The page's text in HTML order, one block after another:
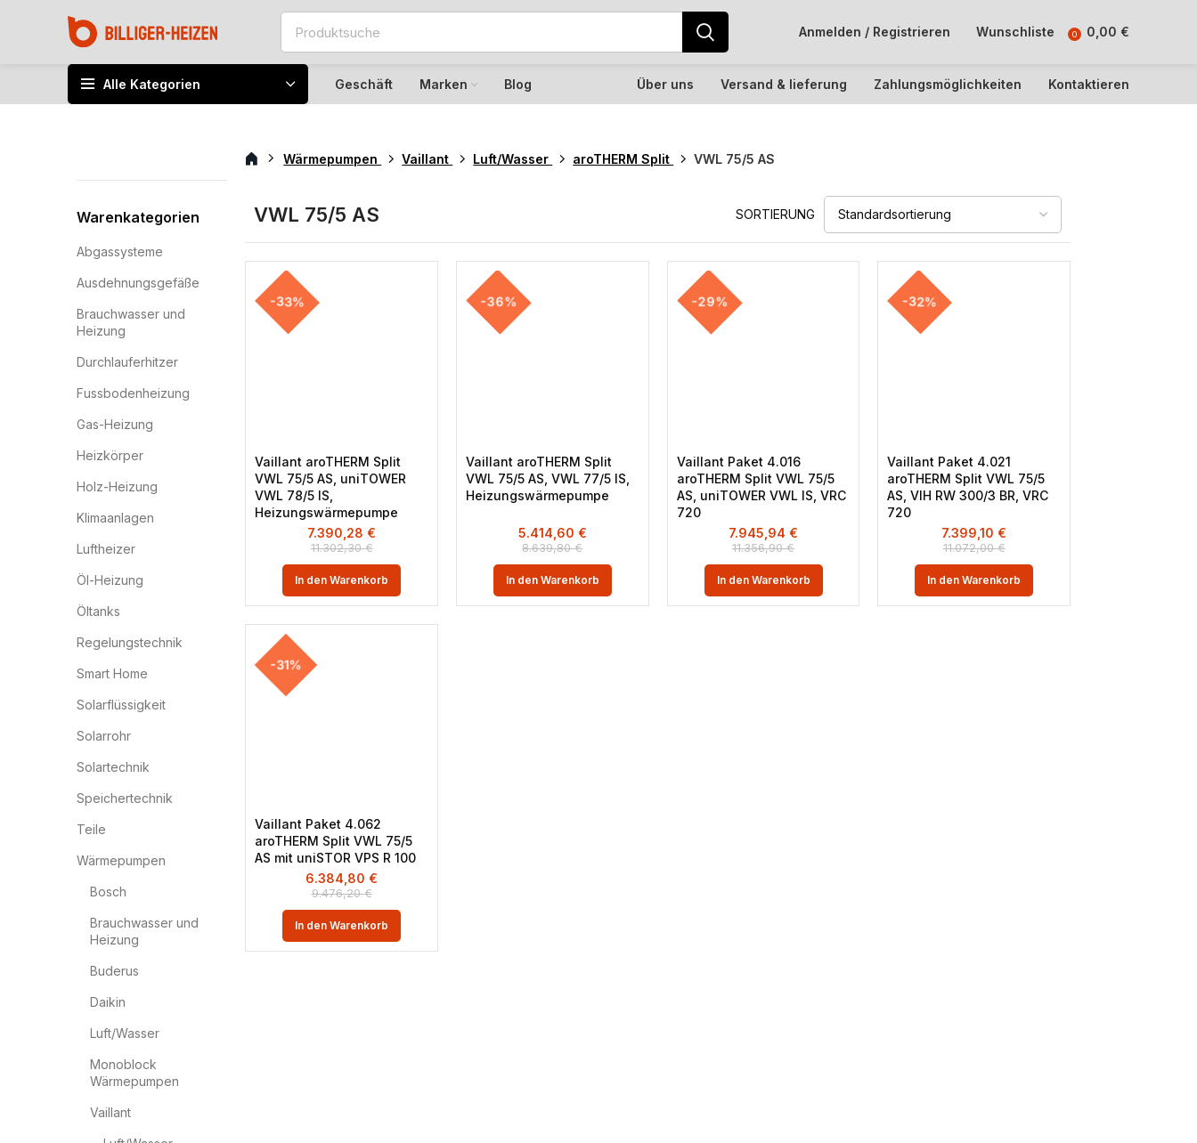
Anmelden / Registrieren Wunschliste 0 0,00 €
Alle Kategorien Geschäft Marken Blog Über uns Versand & lieferung Zahlungsmöglichkeiten Kontaktieren
Warenkategorien
Abgassysteme
Ausdehnungsgefäße
Brauchwasser und
Heizung
Durchlauferhitzer
Fussbodenheizung
Gas-Heizung
Heizkörper
Holz-Heizung
Klimaanlagen
Luftheizer
Öl-Heizung
Öltanks
Regelungstechnik
Smart Home
Solarflüssigkeit
Solarrohr
Solartechnik
Speichertechnik
Teile
Wärmepumpen
Bosch
Brauchwasser und
Heizung
Buderus
Daikin
Luft/Wasser
Monoblock
Wärmepumpen
Vaillant
Wärmepumpen Vaillant Luft/Wasser aroTHERM Split VWL 75/5 AS
VWL 75/5 AS SORTIERUNG
-33%
Vaillant aroTHERM Split
VWL 75/5 AS, uniTOWER
VWL 78/5 IS,
Heizungswärmepumpe
11.302,30€
7.390,28 €
In den Warenkorb
-36%
Vaillant aroTHERM Split
VWL 75/5 AS, VWL 77/5 IS,
Heizungswärmepumpe
8.639,80€
5.414,60 €
In den Warenkorb
-29%
Vaillant Paket 4.016
aroTHERM Split VWL 75/5
AS, uniTOWER VWL IS, VRC
720
11.356,90€
7.945,94 €
In den Warenkorb
-32%
Vaillant Paket 4.021
aroTHERM Split VWL 75/5
AS, VIH RW 300/3 BR, VRC
720
11.072,00€
7.399,10 €
In den Warenkorb
-31%
Vaillant Paket 4.062
aroTHERM Split VWL 75/5
AS mit uniSTOR VPS R 100
9.476,20€
6.384,80 €
In den Warenkorb